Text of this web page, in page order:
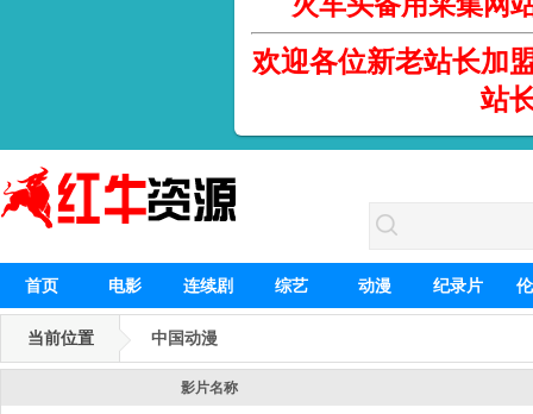
欢迎各位新老站长加
站
首页 电影 连续剧 综艺 动漫 纪录片
当前位置 中国动漫
影片名称